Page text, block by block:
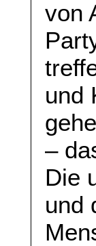
von
und
–
Die
und